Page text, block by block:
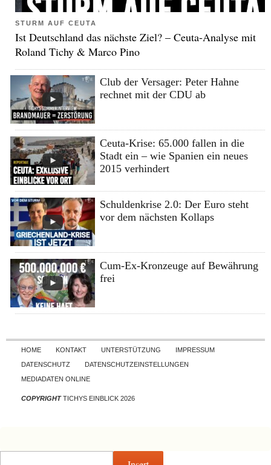
STURM AUF CEUTA
Ist Deutschland das nächste Ziel? – Ceuta-Analyse mit
Roland Tichy & Marco Pino
Club der Versager: Peter Hahne
rechnet mit der CDU ab
Ceuta-Krise: 65.000 fallen in die
Stadt ein – wie Spanien ein neues
2015 verhindert
Schuldenkrise 2.0: Der Euro steht
vor dem nächsten Kollaps
Cum-Ex-Kronzeuge auf Bewährung
frei
Skip to content
HOME KONTAKT UNTERSTÜTZUNG
IMPRESSUM
DATENSCHUTZ
DATENSCHUTZEINSTELLUNGEN
MEDIADATEN ONLINE
COPYRIGHTTICHYS EINBLICK 2026